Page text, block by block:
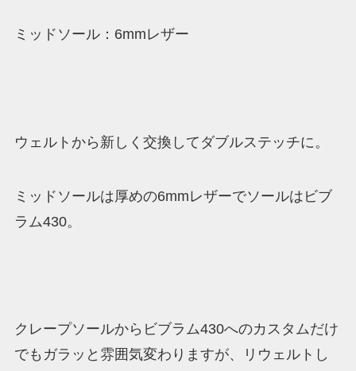
ミッドソール：6mmレザー
ウェルトから新しく交換してダブルステッチに。
ミッドソールは厚めの6mmレザーでソールはビブ
ラム430。
クレープソールからビブラム430へのカスタムだけ
でもガラッと雰囲気変わりますが、リウェルトし